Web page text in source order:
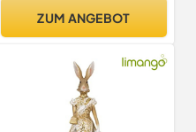
ZUM ANGEBOT